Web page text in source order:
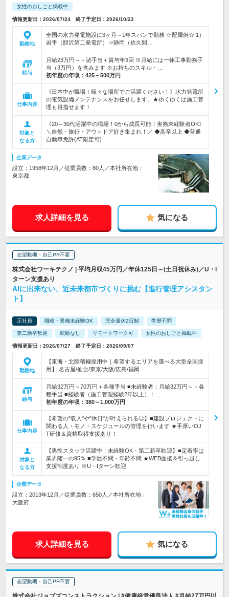
女性のおしごと掲載中
情報更新日：2026/07/24 終了予定日：2026/10/22
勤務地
全国の水力発電施設に3ヶ月～1年スパンで勤務 ☆配属例☆ 1）
岩手（胆沢第二発電所）⇒静岡（佐久間…
給与
月給23万円～＋諸手当＋賞与年3回 ※月給には一律工事勤務手
当（3万円）を含みます ※お持ちのスキル・…
初年度の年収： 425～500万円
仕事内容
《日本中が職場！様々な場所でご活躍ください！》水力発電所
の電気設備メンテナンスをお任せします。★ゆくゆくは施工管
理も目指せます！
対象と
なる方
《20～30代活躍中の職場！0から成長可能！実務未経験者OK》
＼自然・旅行・アウトドア好き集まれ！／ ◆高卒以上 ◆普通
自動車免許(AT限定可)
企業データ
設立：1958年12月／従業員数：80人／本社所在地：
東京都
求人詳細を見る 気になる
志望動機・自己PR不要
株式会社ワーキテクノ | 平均月収45万円／年休125日～(土日祝休み)／U・I
ターン支援あり
AIに出来ない、近未来都市づくりに挑む【進行管理アシスタン
ト】
正社員 職種・業種未経験OK 完全週休2日制 学歴不問
第二新卒歓迎 転勤なし リモートワーク可 女性のおしごと掲載中
情報更新日：2026/07/27 終了予定日：2026/09/07
勤務地
【東海・北陸積極採用中｜希望するエリアを選べる大型全国採
用】 名古屋/仙台/東京/大阪/広島/福岡…
給与
月給32万円～70万円＋各種手当 ■未経験者：月給32万円～＋各
種手当 ■経験者（施工管理経験2年以上）：…
初年度の年収： 380～1,000万円
仕事内容
【希望の"収入"や"休日"が叶えられる◎】■建設プロジェクトに
関わる人・モノ・スケジュールの管理を行います ★手厚いOJ
T研修＆資格取得支援あり！
対象と
なる方
【男性スタッフ活躍中｜未経験OK・第二新卒歓迎】■定着率は
業界随一の95％ ■学歴不問・年齢不問 ★WEB面接＆引っ越し
支援制度あり ※U・Iターン歓迎
企業データ
設立：2013年12月／従業員数：650人／本社所在地：
大阪府
求人詳細を見る 気になる
志望動機・自己PR不要